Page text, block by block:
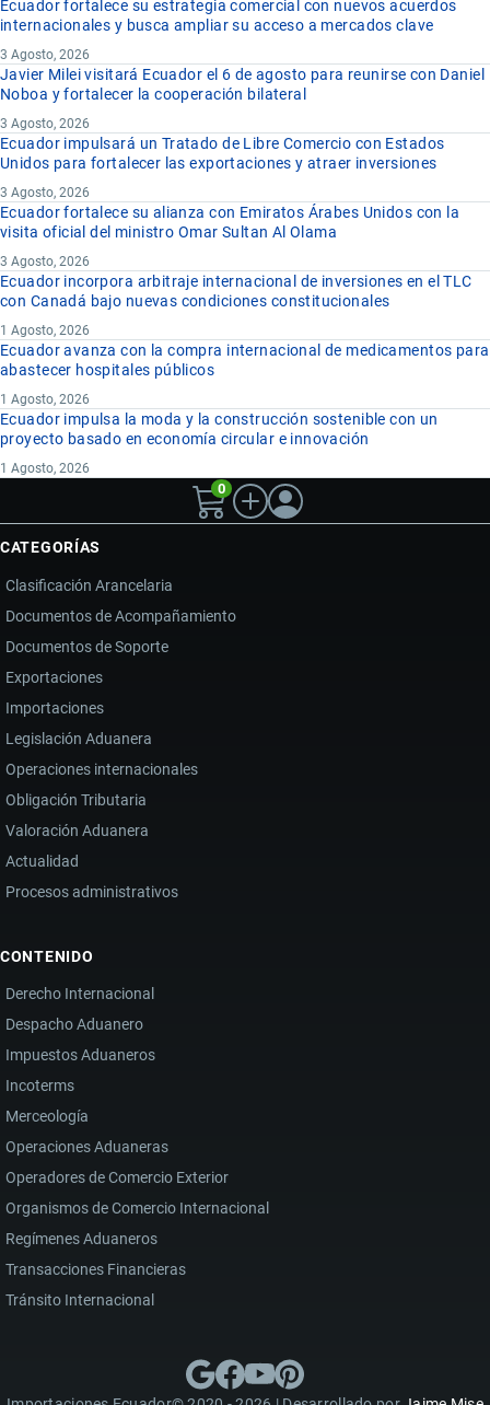
Ecuador fortalece su estrategia comercial con nuevos acuerdos
internacionales y busca ampliar su acceso a mercados clave
3 Agosto, 2026
Javier Milei visitará Ecuador el 6 de agosto para reunirse con Daniel
Noboa y fortalecer la cooperación bilateral
3 Agosto, 2026
Ecuador impulsará un Tratado de Libre Comercio con Estados
Unidos para fortalecer las exportaciones y atraer inversiones
3 Agosto, 2026
Ecuador fortalece su alianza con Emiratos Árabes Unidos con la
visita oficial del ministro Omar Sultan Al Olama
3 Agosto, 2026
Ecuador incorpora arbitraje internacional de inversiones en el TLC
con Canadá bajo nuevas condiciones constitucionales
1 Agosto, 2026
Ecuador avanza con la compra internacional de medicamentos para
abastecer hospitales públicos
1 Agosto, 2026
Ecuador impulsa la moda y la construcción sostenible con un
proyecto basado en economía circular e innovación
1 Agosto, 2026
0
CATEGORÍAS
Clasificación Arancelaria
Documentos de Acompañamiento
Documentos de Soporte
Exportaciones
Importaciones
Legislación Aduanera
Operaciones internacionales
Obligación Tributaria
Valoración Aduanera
Actualidad
Procesos administrativos
CONTENIDO
Derecho Internacional
Despacho Aduanero
Impuestos Aduaneros
Incoterms
Merceología
Operaciones Aduaneras
Operadores de Comercio Exterior
Organismos de Comercio Internacional
Regímenes Aduaneros
Transacciones Financieras
Tránsito Internacional